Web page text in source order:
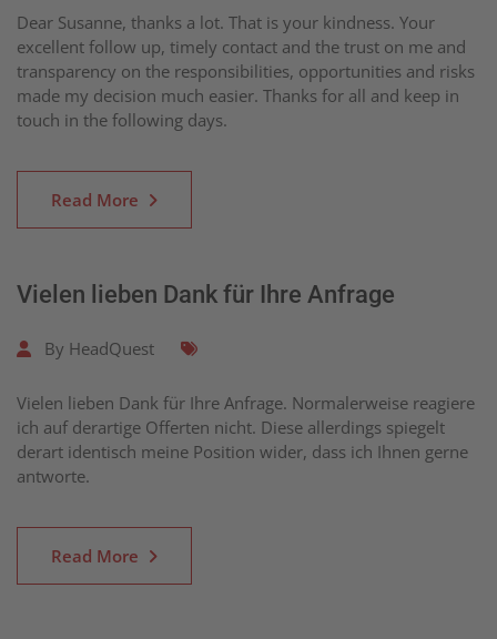
Dear Susanne, thanks a lot. That is your kindness. Your
excellent follow up, timely contact and the trust on me and
transparency on the responsibilities, opportunities and risks
made my decision much easier. Thanks for all and keep in
touch in the following days.
Read More
Vielen lieben Dank für Ihre Anfrage
By HeadQuest
Vielen lieben Dank für Ihre Anfrage. Normalerweise reagiere
ich auf derartige Offerten nicht. Diese allerdings spiegelt
derart identisch meine Position wider, dass ich Ihnen gerne
antworte.
Read More